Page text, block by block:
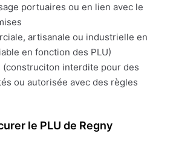
portuaires ou en lien avec le
artisanale ou industrielle en
en fonction des PLU)
(construciton interdite pour des
ou autorisée avec des règles
le PLU de Regny